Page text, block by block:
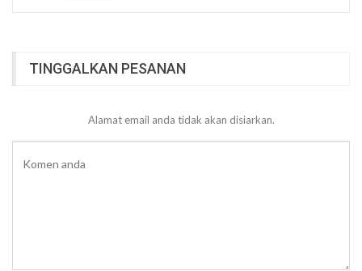
TINGGALKAN PESANAN
Alamat email anda tidak akan disiarkan.